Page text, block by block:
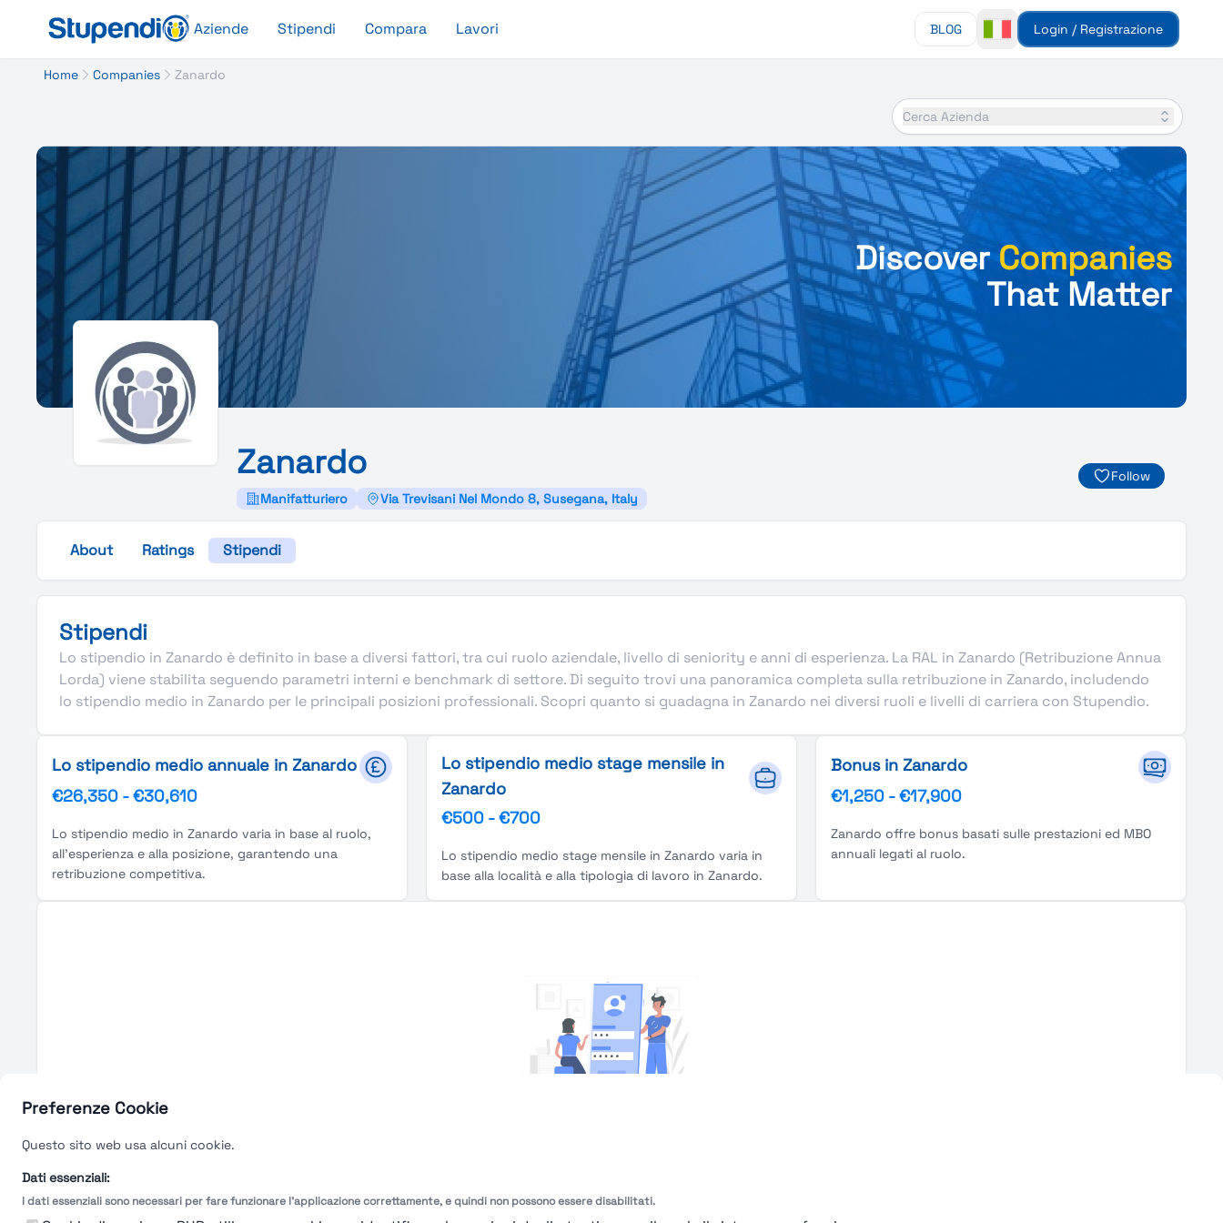
Preferenze Cookie
Questo sito web usa alcuni cookie.
Dati essenziali:
I dati essenziali sono necessari per fare funzionare l'applicazione correttamente, e quindi non possono essere disabilitati.
Aziende Stipendi Compara Lavori BLOG Login / Registrazione
Home Companies Zanardo
Cerca Azienda
DiscoverCompanies
That Matter
Zanardo
Manifatturiero Via Trevisani Nel Mondo 8, Susegana, Italy
Follow
About Ratings Stipendi
Stipendi
Lo stipendio in Zanardo è definito in base a diversi fattori, tra cui ruolo aziendale, livello di seniority e anni di esperienza. La RAL in Zanardo (Retribuzione Annua
Lorda) viene stabilita seguendo parametri interni e benchmark di settore. Di seguito trovi una panoramica completa sulla retribuzione in Zanardo, includendo
lo stipendio medio in Zanardo per le principali posizioni professionali. Scopri quanto si guadagna in Zanardo nei diversi ruoli e livelli di carriera con Stupendio.
Lo stipendio medio annuale in Zanardo
€26,350 -€30,610
Lo stipendio medio in Zanardo varia in base al ruolo,
all'esperienza e alla posizione, garantendo una
retribuzione competitiva.
Lo stipendio medio stage mensile in
Zanardo
€500 -€700
Lo stipendio medio stage mensile in Zanardo varia in
base alla località e alla tipologia di lavoro in Zanardo.
Bonus in Zanardo
€1,250 -€17,900
Zanardo offre bonus basati sulle prestazioni ed MBO
annuali legati al ruolo.
LoginorIscrivitiper vedere